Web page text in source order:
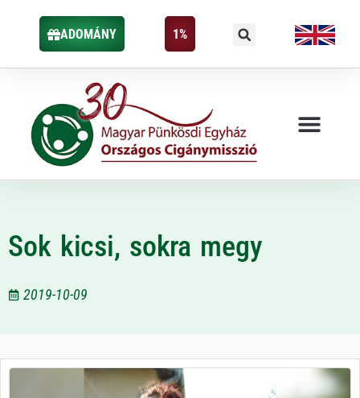
ADOMÁNY 1%
Sok kicsi, sokra megy
2019-10-09